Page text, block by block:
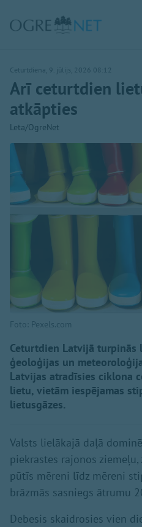
Ceturtdiena, 9. jūlijs, 2026 08:12
Arī ceturtdien
atkāpties
Leta/OgreNet
Foto: Pexels.com
Ceturtdien Latvijā turpinās
ģeoloģijas un
Latvijas atradīsies ciklona
lietu, vietām iespējamas
lietusgāzes.
Valsts lielākajā daļā
piekrastes rajonos
pūtīs mēreni līdz mēreni
brāzmās sasniegs ātrumu
Debesis skaidrosies vien